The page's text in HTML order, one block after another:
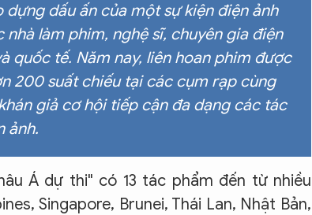
dấu ấn của một sự kiện điện ảnh
làm phim, nghệ sĩ, chuyên gia điện
quốc tế. Năm nay, liên hoan phim được
200 suất chiếu tại các cụm rạp cùng
giả cơ hội tiếp cận đa dạng các tác
ảnh.
Á dự thi" có 13 tác phẩm đến từ nhiều
Singapore, Brunei, Thái Lan, Nhật Bản,